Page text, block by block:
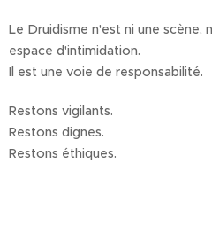
Le Druidisme n'est ni une scène,
espace d'intimidation.
Il est une voie de responsabilité.
Restons vigilants.
Restons dignes.
Restons éthiques.